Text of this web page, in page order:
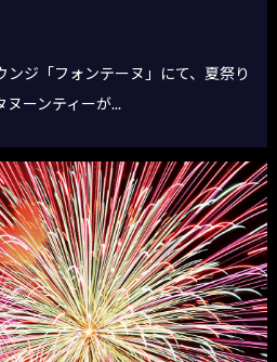
ンジ「フォンテーヌ」にて、夏祭り
ーンティーが...